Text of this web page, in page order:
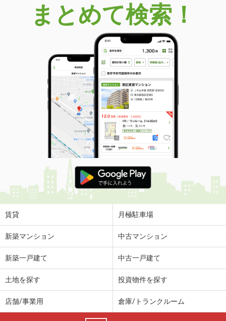
まとめて検索！
賃貸 月極駐車場
新築マンション 中古マンション
新築一戸建て 中古一戸建て
土地を探す 投資物件を探す
店舗/事業用 倉庫/トランクルーム